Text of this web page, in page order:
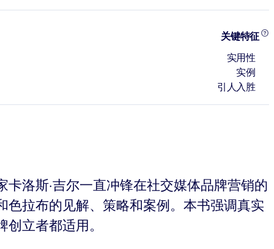
关键特征
实用性
实例
引人入胜
洛斯·吉尔一直冲锋在社交媒体品牌营销的
拉布的见解、策略和案例。本书强调真实
立者都适用。